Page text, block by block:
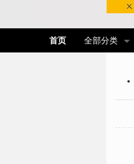
首页 全部分类